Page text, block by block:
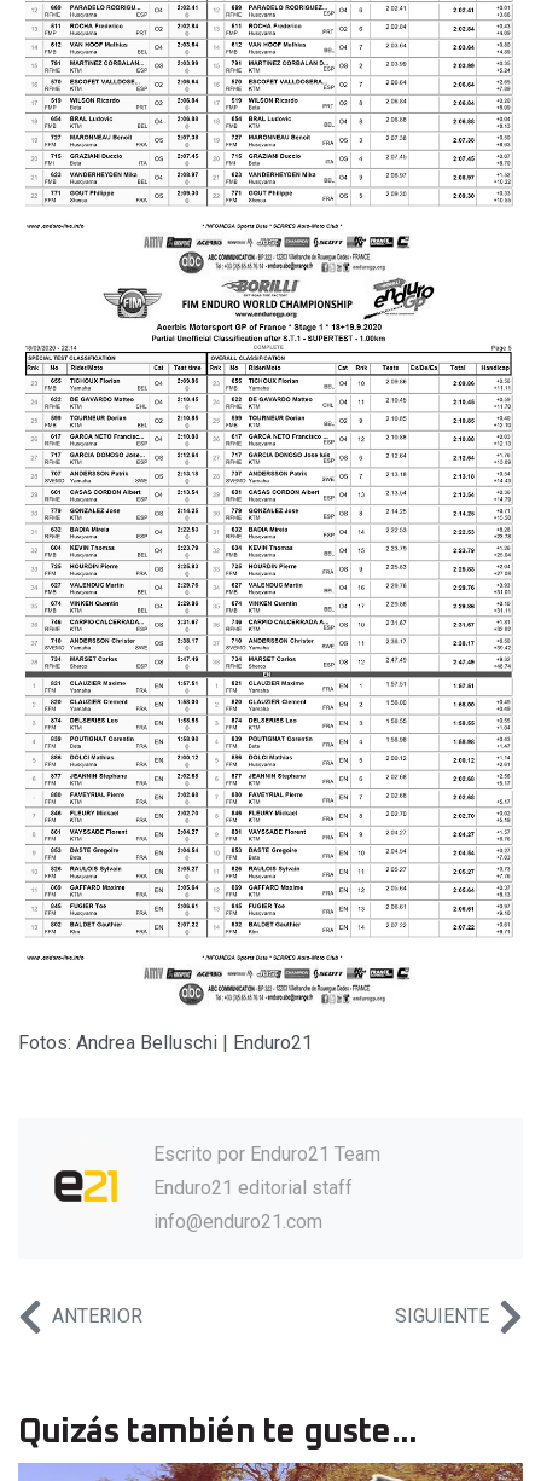
Fotos: Andrea Belluschi | Enduro21
Escrito por Enduro21 Team
Enduro21 editorial staff
info@enduro21.com
ANTERIOR SIGUIENTE
Quizás también te guste...